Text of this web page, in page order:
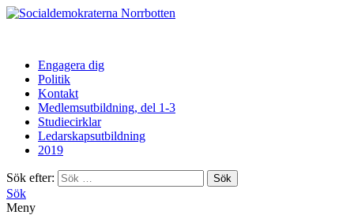
Norrbotten
Engagera dig
Politik
Kontakt
Medlemsutbildning, del 1-3
Studiecirklar
Ledarskapsutbildning
2019
Sök efter:
Sök
Meny